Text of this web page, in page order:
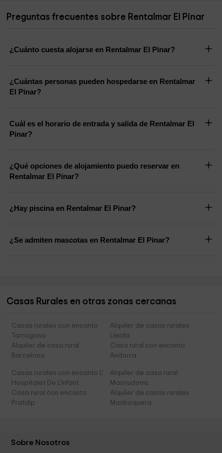
Preguntas frecuentes sobre Rentalmar El Pinar
¿Cuánto cuesta alojarse en Rentalmar El Pinar?
¿Cuántas personas pueden hospedarse en Rentalmar
El Pinar?
Cuál es el horario de entrada y salida de Rentalmar El
Pinar?
¿Qué opciones de alojamiento puedo reservar en
Rentalmar El Pinar?
¿Hay piscina en Rentalmar El Pinar?
¿Se admiten mascotas en Rentalmar El Pinar?
Casas Rurales en otras zonas cercanas
Casas rurales con encanto
Tarragona
Alquiler de casas rurales
Lleida
Alquiler de casa rural
Barcelona
Casa rural con encanto
Andorra
Casas rurales con encanto L'
Hospitalet De L'infant
Alquiler de casa rural
Masriudoms
Casa rural con encanto
Pratdip
Alquiler de casas rurales
Masboquera
Sobre Nosotros